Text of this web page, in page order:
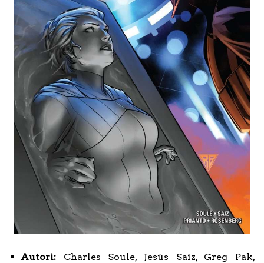
Autori: Charles Soule, Jesús Saiz, Greg Pak,